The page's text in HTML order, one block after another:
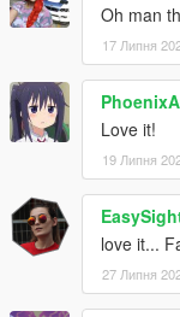
Oh man
17 Липня
Love it!
19 Липня
love it...
27 Липня